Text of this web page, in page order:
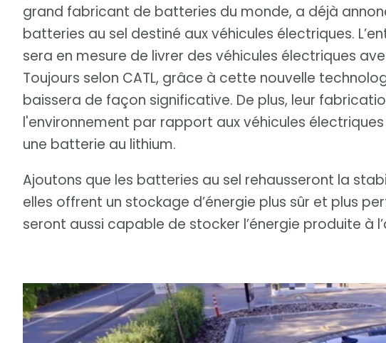
grand fabricant de batteries du monde, a déjà
batteries au sel destiné aux véhicules électriques.
sera en mesure de livrer des véhicules électriques
Toujours selon CATL, grâce à cette nouvelle
baissera de façon significative. De plus, leur
l'environnement par rapport aux véhicules
une batterie au lithium.
Ajoutons que les batteries au sel rehausseront la
elles offrent un stockage d’énergie plus sûr et plus
seront aussi capable de stocker l’énergie produite à